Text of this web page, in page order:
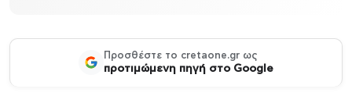
Προσθέστε το cretaone.gr ως
προτιμώμενη πηγή στο Google